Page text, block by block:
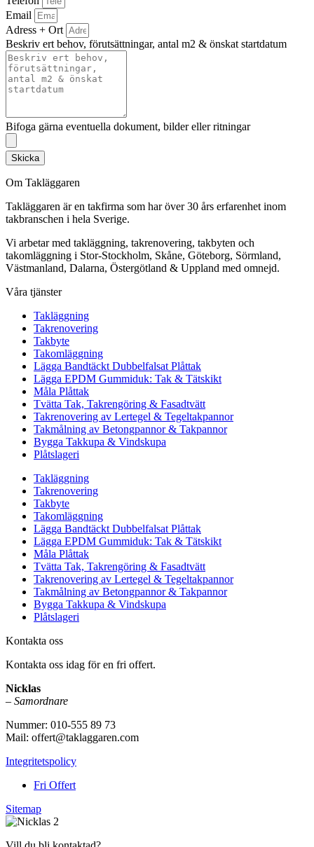
Email
Adress + Ort
Beskriv ert behov, förutsättningar, antal m2 & önskat startdatum
Bifoga gärna eventuella dokument, bilder eller ritningar
Skicka
Om Takläggaren
Takläggaren är en takfirma som har över 30 års erfarenhet inom
takbranschen i hela Sverige.
Vi arbetar med takläggning, takrenovering, takbyten och
takomläggning i Stor-Stockholm, Skåne, Göteborg, Sörmland,
Västmanland, Dalarna, Östergötland & Uppland med omnejd.
Våra tjänster
Takläggning
Takrenovering
Takbyte
Takomläggning
Lägga Bandtäckt Dubbelfalsat Plåttak
Lägga EPDM Gummiduk: Tak & Tätskikt
Måla Plåttak
Tvätta Tak, Takrengöring & Fasadtvätt
Takrenovering av Lertegel & Tegeltakpannor
Takmålning av Betongpannor & Takpannor
Bygga Takkupa & Vindskupa
Plåtslageri
Takläggning
Takrenovering
Takbyte
Takomläggning
Lägga Bandtäckt Dubbelfalsat Plåttak
Lägga EPDM Gummiduk: Tak & Tätskikt
Måla Plåttak
Tvätta Tak, Takrengöring & Fasadtvätt
Takrenovering av Lertegel & Tegeltakpannor
Takmålning av Betongpannor & Takpannor
Bygga Takkupa & Vindskupa
Plåtslageri
Kontakta oss
Kontakta oss idag för en fri offert.
Nicklas
– Samordnare
Nummer: 010-555 89 73
Mail: offert@taklaggaren.com
Integritetspolicy
Fri Offert
Sitemap